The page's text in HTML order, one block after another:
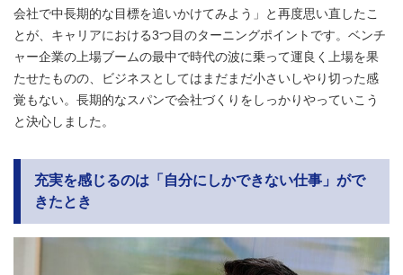
会社で中長期的な目標を追いかけてみよう」と再度思い直したこ
とが、キャリアにおける3つ目のターニングポイントです。ベンチ
ャー企業の上場ブームの最中で時代の波に乗って運良く上場を果
たせたものの、ビジネスとしてはまだまだ小さいしやり切った感
覚もない。長期的なスパンで会社づくりをしっかりやっていこう
と決心しました。
充実を感じるのは「自分にしかできない仕事」がで
きたとき